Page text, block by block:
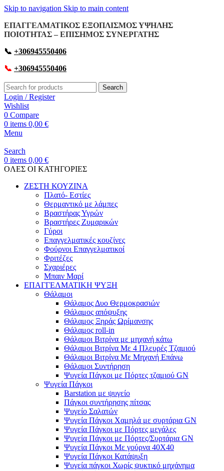
Skip to navigation Skip to main content
ΕΠΑΓΓΕΛΜΑΤΙΚΟΣ ΕΞΟΠΛΙΣΜΟΣ ΥΨΗΛΗΣ
ΠΟΙΟΤΗΤΑΣ – ΕΠΙΣΗΜΟΣ ΣΥΝΕΡΓΑΤΗΣ
📞 +306945550406
📞 +306945550406
Search
Login / Register
Wishlist
0 Compare
0 items 0,00 €
Menu
Search
0 items 0,00 €
OΛΕΣ ΟΙ ΚΑΤΗΓΟΡΙΕΣ
ΖΕΣΤΗ ΚΟΥΖΙΝΑ
Πλατό- Εστίες
Θερμαντικό με λάμπες
Βραστήρας Υγρών
Βραστήρες Ζυμαρικών
Γύροι
Επαγγελματικές κουζίνες
Φούρνοι Επαγγελματικοί
Φριτέζες
Σχαριέρες
Μπαιν Μαρί
ΕΠΑΓΓΕΛΜΑΤΙΚΗ ΨΥΞΗ
Θάλαμοι
Θάλαμος Δυο Θερμοκρασιών
Θάλαμος απόψυξης
Θάλαμος Ξηράς Ωρίμανσης
Θάλαμος roll-in
Θάλαμοι Βιτρίνα με μηχανή κάτω
Θάλαμοι Βιτρίνα Με 4 Πλευρές Τζαμιού
Θάλαμοι Βιτρίνα Με Μηχανή Επάνω
Θάλαμοι Συντήρηση
Ψυγεία Πάγκοι με Πόρτες τζαμιού GN
Ψυγεία Πάγκοι
Barstation με ψυγείο
Πάγκοι συντήρησης πίτσας
Ψυγείο Σαλατών
Ψυγεία Πάγκοι Χαμηλά με συρτάρια GN
Ψυγεία Πάγκοι με Πόρτες μεγάλες
Ψυγεία Πάγκοι με Πόρτες/Συρτάρια GN
Ψυγεία Πάγκοι Με γούρνα 40Χ40
Ψυγεία Πάγκοι Κατάψυξη
Ψυγεία πάγκοι Χωρίς ψυκτικό μηχάνημα